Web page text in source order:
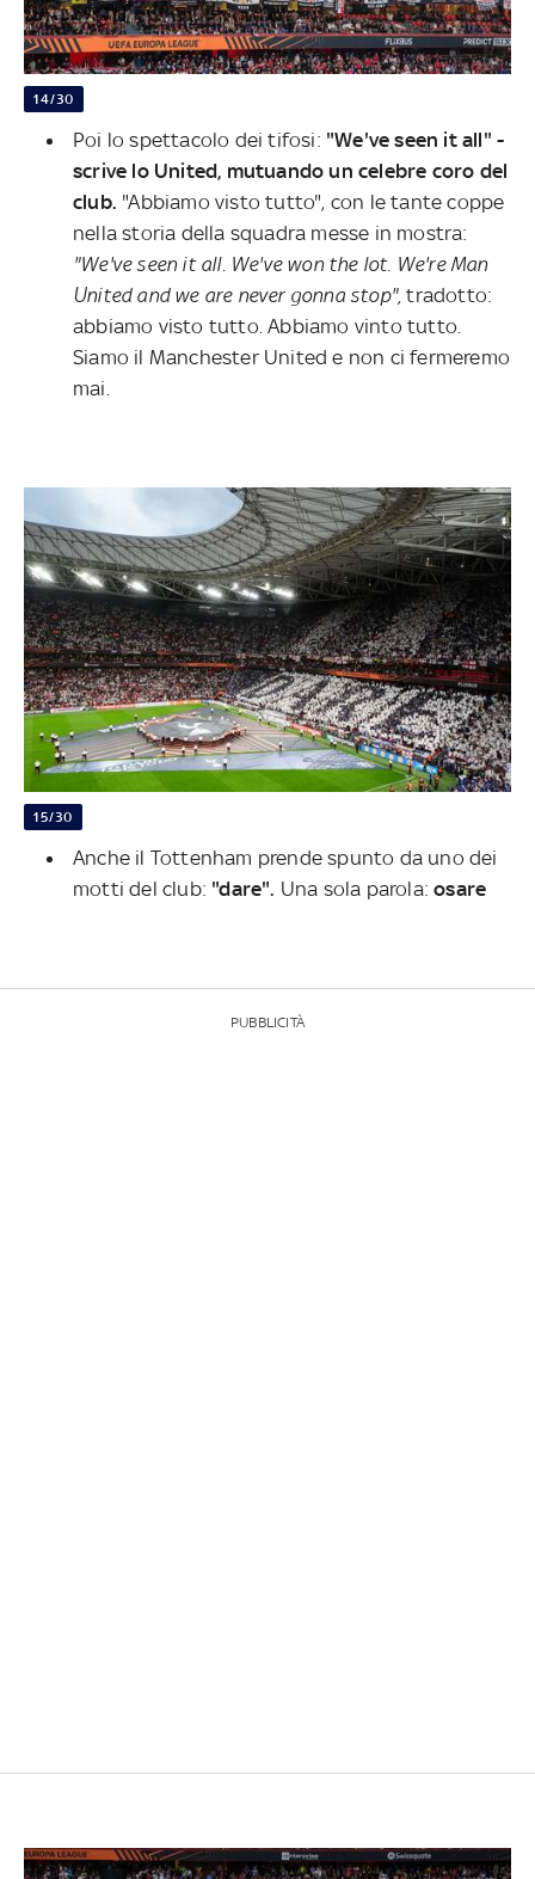
14/30
Poi lo spettacolo dei tifosi: "We've seen it all" -
scrive lo United, mutuando un celebre coro del
club. "Abbiamo visto tutto", con le tante coppe
nella storia della squadra messe in mostra:
"We've seen it all. We've won the lot. We're Man
United and we are never gonna stop", tradotto:
abbiamo visto tutto. Abbiamo vinto tutto.
Siamo il Manchester United e non ci fermeremo
mai.
15/30
Anche il Tottenham prende spunto da uno dei
motti del club: "dare". Una sola parola:osare
PUBBLICITÀ